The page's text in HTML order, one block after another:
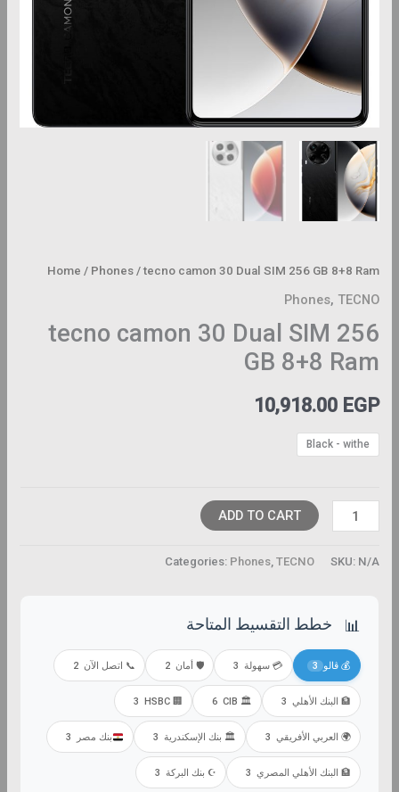
Home / Phones/ tecno camon 30 Dual SIM 256 GB 8+8 Ram
Phones, TECNO
tecno camon 30 Dual SIM 256
GB 8+8 Ram
10,918.00 EGP
Black - withe
ADD TO CART
SKU: N/A
Categories: Phones, TECNO
📊 خطط التقسيط المتاحة
💰 ڤالو 3 💳 سهولة 3 🛡️ أمان 2 📞 اتصل الآن 2
🏦 البنك الأهلي 3
🏛️ CIB
6
🏢 HSBC
3
🌍 العربي الأفريقي 3 🏛️ بنك الإسكندرية 3 بنك مصر 3
🏦 البنك الأهلي المصري 3 ☪️ بنك البركة 3